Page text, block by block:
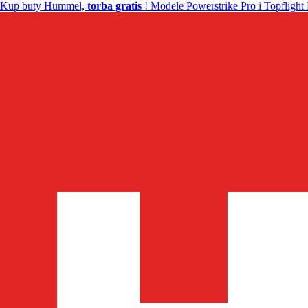
Kup buty Hummel, torba gratis ! Modele Powerstrike Pro i Topflight